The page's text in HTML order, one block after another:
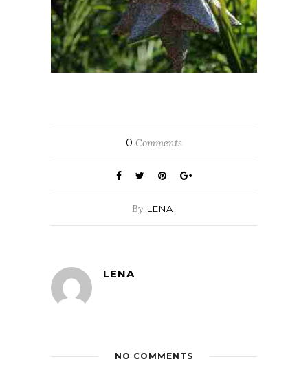
0 Comments
By LENA
LENA
NO COMMENTS